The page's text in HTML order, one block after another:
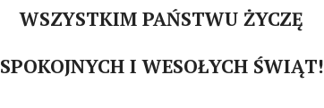
WSZYSTKIM PAŃSTWU ŻYCZĘ
SPOKOJNYCH I WESOŁYCH ŚWIĄT!